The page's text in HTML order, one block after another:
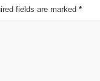
fields are marked *